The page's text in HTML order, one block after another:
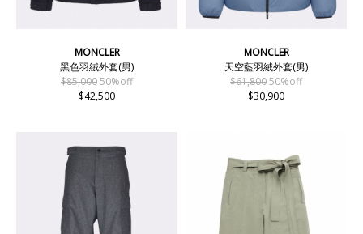
MONCLER
黑色羽絨外套(男)
$85,00050%off
$42,500
MONCLER
天空藍羽絨外套(男)
$61,80050%off
$30,900